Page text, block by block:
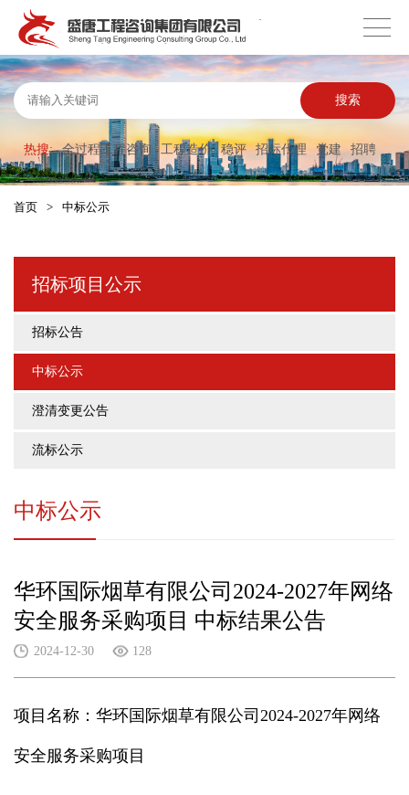
搜索
热搜: 全过程工程咨询 工程造价 稳评 招标代理 党建 招聘
首页 > 中标公示
招标项目公示
招标公告
中标公示
澄清变更公告
流标公示
中标公示
华环国际烟草有限公司2024-2027年网络
安全服务采购项目 中标结果公告
2024-12-30 128
项目名称：华环国际烟草有限公司2024-2027年网络
安全服务采购项目